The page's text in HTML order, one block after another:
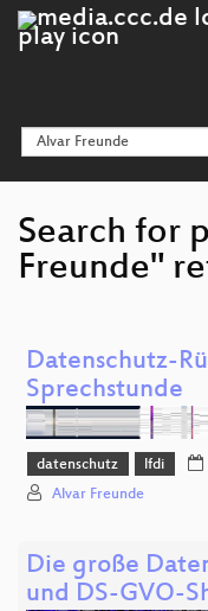
Search for
Freunde"
Datenschutz-
Sprechstunde
datenschutz lfdi
Alvar Freunde
Die große
und DS-GVO-